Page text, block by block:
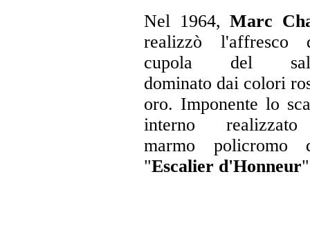
Nel 1964,Marc
realizzò l'affresco
cupola del
dominato dai colori
oro. Imponente lo
interno
marmo policromo
"Escalier d'Honneur